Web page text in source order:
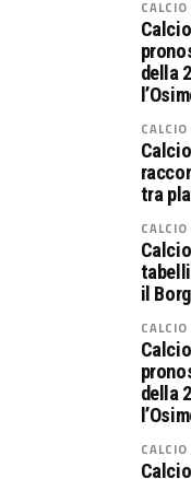
CALCIO
della
CALCIO
tra
CALCIO
il
CALCIO
della
CALCIO